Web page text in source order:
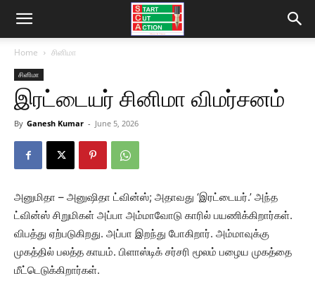
Home சினிமா
சினிமா
இரட்டையர் சினிமா விமர்சனம்
By Ganesh Kumar - June 5, 2026
அனுமிதா – அனுஷிதா ட்வின்ஸ்; அதாவது ‘இரட்டையர்.’ அந்த
ட்வின்ஸ் சிறுமிகள் அப்பா அம்மாவோடு காரில் பயணிக்கிறார்கள்.
விபத்து ஏற்படுகிறது. அப்பா இறந்து போகிறார். அம்மாவுக்கு
முகத்தில் பலத்த காயம். பிளாஸ்டிக் சர்சரி மூலம் பழைய முகத்தை
மீட்டெடுக்கிறார்கள்.